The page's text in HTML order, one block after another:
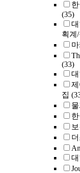
(35)
획계/
(33)
대
집